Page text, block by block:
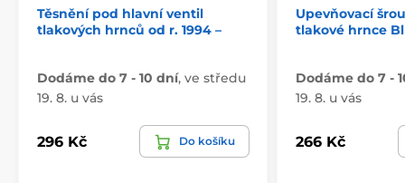
Těsnění pod hlavní ventil
tlakových hrnců od r. 1994 –
Dodáme do 7 - 10 dní, ve středu
19. 8. u vás
296 Kč Do košíku
Upevňovací
tlakové hrnce
Dodáme do 7 -
19. 8. u vás
266 Kč